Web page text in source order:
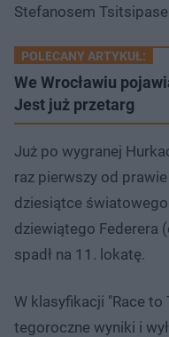
Stefanosem
POLECANY ARTYKUŁ:
We Wrocławiu
Jest już przetarg
Już po wygranej
raz pierwszy od
dziesiątce
dziewiątego Federera
spadł na 11. lokatę.
W klasyfikacji "Race
tegoroczne wyniki i